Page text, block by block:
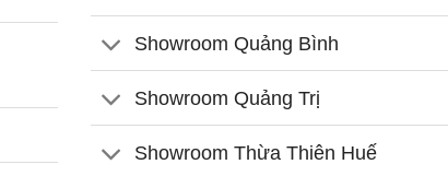
Showroom Quảng Bình
Showroom Quảng Trị
Showroom Thừa Thiên Huế